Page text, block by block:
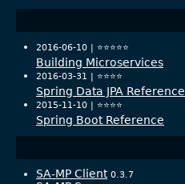
2016-06-10 | ⭐️⭐️⭐️⭐️⭐️
Building Microservices
2016-03-31 | ⭐️⭐️⭐️⭐️
Spring Data JPA Reference
2015-11-10 | ⭐️⭐️⭐️⭐️
Spring Boot Reference
SA-MP Client 0.3.7